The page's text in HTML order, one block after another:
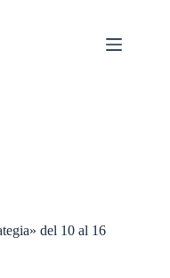
del 10 al 16